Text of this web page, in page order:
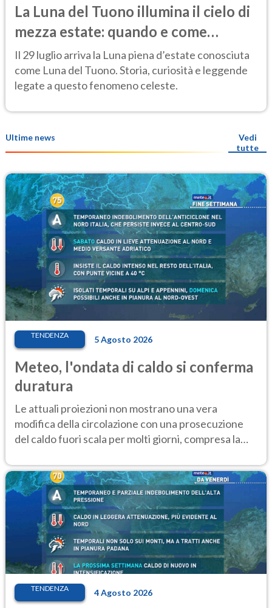
La Luna del Tuono illumina il cielo di
mezza estate: quando e come
osservarla
Il 29 luglio arriva la Luna piena d’estate conosciuta
come Luna del Tuono. Storia, curiosità e leggende
legate a questo fenomeno celeste.
Ultime news
Vedi
tutte
TENDENZA 5 Agosto 2026
Meteo, l'ondata di caldo si conferma
duratura
Le attuali proiezioni non mostrano una vera
modifica della circolazione con una prosecuzione
del caldo fuori scala per molti giorni, compresa la
TENDENZA 4 Agosto 2026